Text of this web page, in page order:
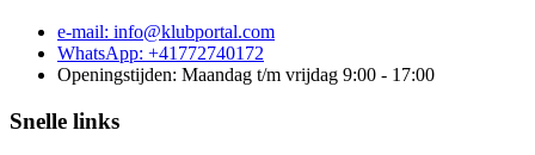
e-mail: info@klubportal.com
WhatsApp: +41772740172
Openingstijden: Maandag t/m vrijdag 9:00 - 17:00
Snelle links